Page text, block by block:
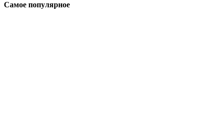
Самое популярное